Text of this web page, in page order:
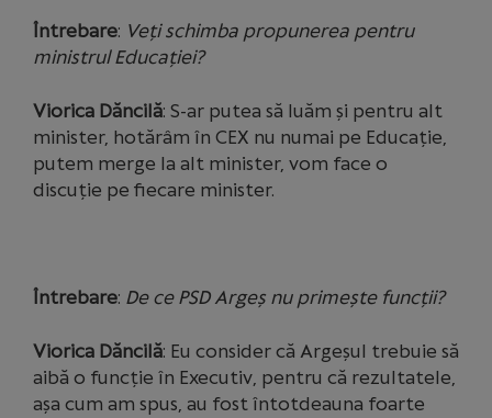
Întrebare: Veți schimba propunerea pentru
ministrul Educației?
Viorica Dăncilă: S-ar putea să luăm și pentru alt
minister, hotărâm în CEX nu numai pe Educație,
putem merge la alt minister, vom face o
discuție pe fiecare minister.
Întrebare: De ce PSD Argeș nu primește funcții?
Viorica Dăncilă: Eu consider că Argeșul trebuie să
aibă o funcție în Executiv, pentru că rezultatele,
așa cum am spus, au fost întotdeauna foarte